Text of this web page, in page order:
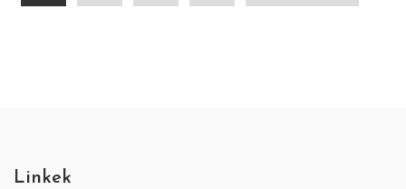
navigáció
Linkek